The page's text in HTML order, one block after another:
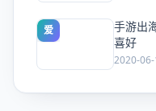
爱
手游出
喜好
2020-